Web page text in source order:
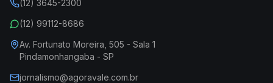
(12) 3645-2300
(12) 99112-8686
Av. Fortunato Moreira, 505 - Sala 1
Pindamonhangaba - SP
jornalismo@agoravale.com.br